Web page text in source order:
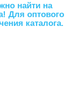
найти на
Для оптового
каталога.